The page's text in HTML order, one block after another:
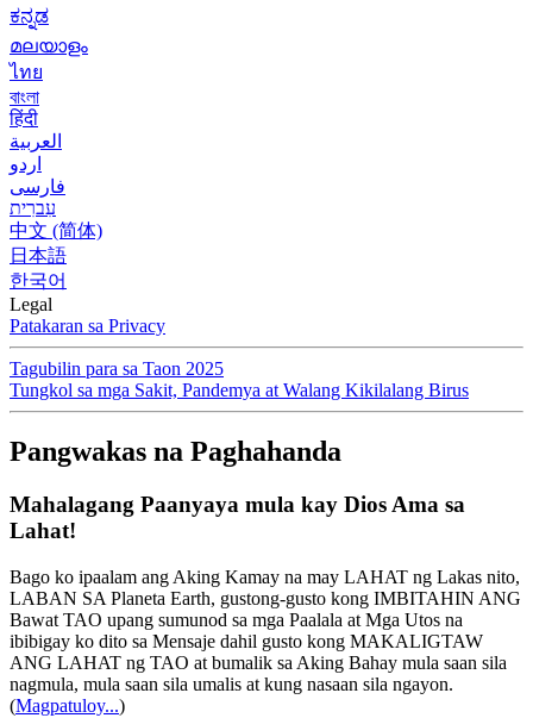
ಕನ್ನಡ
മലയാളം
ไทย
বাংলা
हिंदी
العربية
اردو
فارسی
עִברִית
中文 (简体)
日本語
한국어
Legal
Patakaran sa Privacy
Tagubilin para sa Taon 2025
Tungkol sa mga Sakit, Pandemya at Walang Kikilalang Birus
Pangwakas na Paghahanda
Mahalagang Paanyaya mula kay Dios Ama sa
Lahat!
Bago ko ipaalam ang Aking Kamay na may LAHAT ng Lakas nito,
LABAN SA Planeta Earth, gustong-gusto kong IMBITAHIN ANG
Bawat TAO upang sumunod sa mga Paalala at Mga Utos na
ibibigay ko dito sa Mensaje dahil gusto kong MAKALIGTAW
ANG LAHAT ng TAO at bumalik sa Aking Bahay mula saan sila
nagmula, mula saan sila umalis at kung nasaan sila ngayon.
(Magpatuloy...)